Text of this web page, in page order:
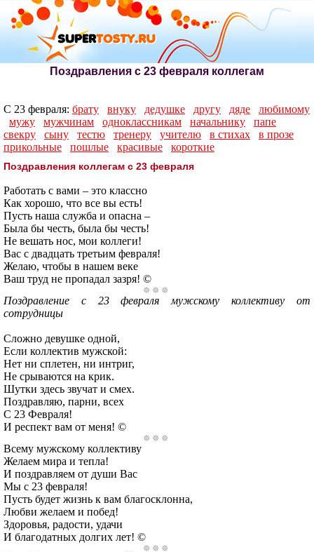
Поздравления с 23 февраля коллегам
С 23 февраля: брату внуку дедушке другу дяде
любимому
мужу
мужчинам одноклассникам начальнику
папе
свекру
сыну тестю тренеру учителю в стихах
в прозе
прикольные
пошлые красивые короткие
Поздравления коллегам с 23 февраля
Работать с вами – это классно
Как хорошо, что все вы есть!
Пусть наша служба и опасна –
Была бы честь, была бы честь!
Не вешать нос, мои коллеги!
Вас с двадцать третьим февраля!
Желаю, чтобы в нашем веке
Ваш труд не пропадал зазря! ©
Поздравление с 23 февраля мужскому коллективу от
сотрудницы
Сложно девушке одной,
Если коллектив мужской:
Нет ни сплетен, ни интриг,
Не срываются на крик.
Шутки здесь звучат и смех.
Поздравляю, парни, всех
С 23 Февраля!
И респект вам от меня! ©
Всему мужскому коллективу
Желаем мира и тепла!
И поздравляем от души Вас
Мы с 23 февраля!
Пусть будет жизнь к вам благосклонна,
Любви желаем и побед!
Здоровья, радости, удачи
И благодатных долгих лет! ©